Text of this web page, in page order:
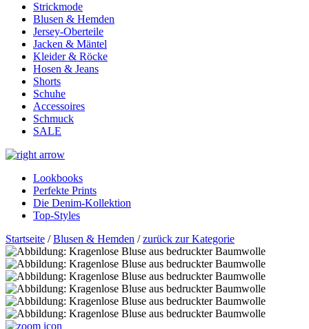
Strickmode
Blusen & Hemden
Jersey-Oberteile
Jacken & Mäntel
Kleider & Röcke
Hosen & Jeans
Shorts
Schuhe
Accessoires
Schmuck
SALE
Lookbooks
Perfekte Prints
Die Denim-Kollektion
Top-Styles
Startseite /Blusen & Hemden /zurück zur Kategorie